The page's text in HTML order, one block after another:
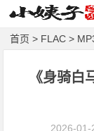
首页 > FLAC >
《身骑
2026-01-